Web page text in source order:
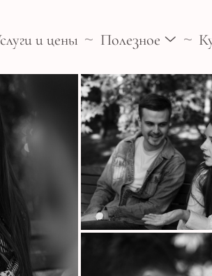
и цены Полезное